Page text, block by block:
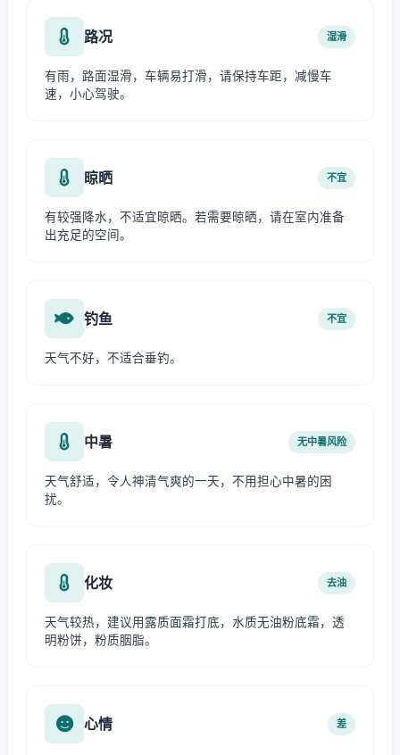
路况 湿滑
有雨，路面湿滑，车辆易打滑，请保持车距，减慢车
速，小心驾驶。
晾晒 不宜
有较强降水，不适宜晾晒。若需要晾晒，请在室内准备
出充足的空间。
钓鱼 不宜
天气不好，不适合垂钓。
中暑 无中暑风险
天气舒适，令人神清气爽的一天，不用担心中暑的困
扰。
化妆 去油
天气较热，建议用露质面霜打底，水质无油粉底霜，透
明粉饼，粉质胭脂。
心情 差